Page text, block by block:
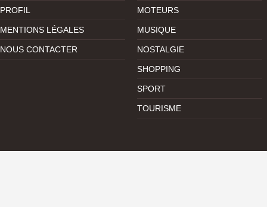
PROFIL
MENTIONS LÉGALES
NOUS CONTACTER
MOTEURS
MUSIQUE
NOSTALGIE
SHOPPING
SPORT
TOURISME